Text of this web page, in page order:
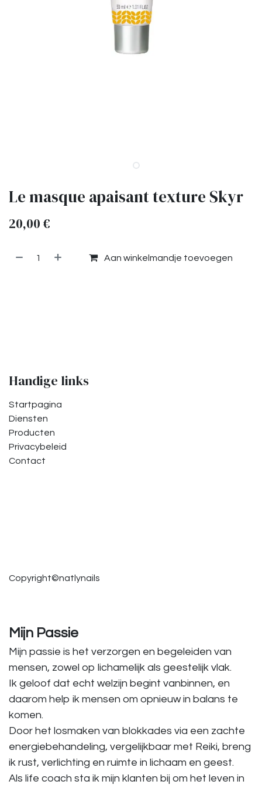
Le masque apaisant texture Skyr
20,00 €
Aan winkelmandje toevoegen
Handige links
Startpagina
Diensten
Producten
Privacybeleid
Contact
Copyright©natlynails
Mijn Passie
Mijn passie is het verzorgen en begeleiden van
mensen, zowel op lichamelijk als geestelijk vlak.
Ik geloof dat echt welzijn begint vanbinnen, en
daarom help ik mensen om opnieuw in balans te
komen.
Door het losmaken van blokkades via een zachte
energiebehandeling, vergelijkbaar met Reiki, breng
ik rust, verlichting en ruimte in lichaam en geest.
Als life coach sta ik mijn klanten bij om het leven in